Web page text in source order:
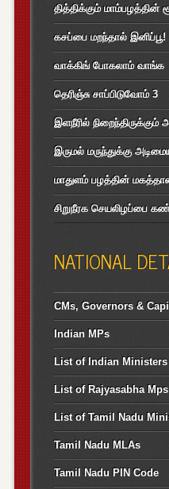
தித்திக்கும்
கசப்பை மறந்தால் இனிப்பூ!
வாக்கிங் போகலாம் வாங்க
தெரிஞ்சு சாப்பிடுவோம் 3
இளநீரில் நிறைந்திருக்கும்
இருமல் மருந்துக்கு
மாதுளம் பழத்தின்
சிறுநீரக செயலிழப்பை
NATIONAL
CMs, Governors &
Indian MPs
List of Indian Ministers
List of Rajyasabha Mps
List of Tamil Nadu
Tamil Nadu MLAs
Tamil Nadu PIN Code